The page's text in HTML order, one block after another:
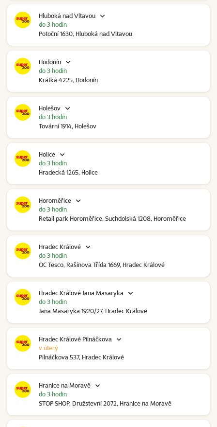
Hluboká nad Vltavou
Potoční 1630, Hluboká nad Vltavou
do 3 hodin
Hodonín
Krátká 4225, Hodonín
do 3 hodin
Holešov
Tovární 1914, Holešov
do 3 hodin
Holice
Hradecká 1265, Holice
do 3 hodin
Horoměřice
Retail park Horoměřice, Suchdolská 1208, Horoměřice
do 3 hodin
Hradec Králové
OC Tesco, Rašínova Třída 1669, Hradec Králové
do 3 hodin
Hradec Králové Jana Masaryka
Jana Masaryka 1920/27, Hradec Králové
do 3 hodin
Hradec Králové Pilnáčkova
Pilnáčkova 537, Hradec Králové
v úterý
Hranice na Moravě
STOP SHOP, Družstevní 2072, Hranice na Moravě
do 3 hodin